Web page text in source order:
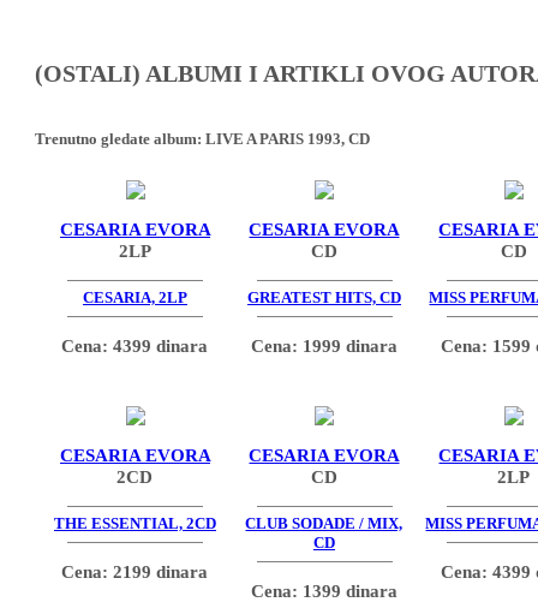
(OSTALI) ALBUMI I ARTIKLI OVOG
Trenutno gledate album: LIVE A PARIS 1993, CD
CESARIA EVORA
2LP
CESARIA, 2LP
Cena: 4399 dinara
CESARIA EVORA
CD
GREATEST HITS, CD
Cena: 1999 dinara
CESARIA
CD
MISS
Cena: 1599
CESARIA EVORA
2CD
THE ESSENTIAL, 2CD
Cena: 2199 dinara
CESARIA EVORA
CD
CLUB SODADE / MIX,
CD
Cena: 1399 dinara
CESARIA
2LP
MISS
Cena: 4399